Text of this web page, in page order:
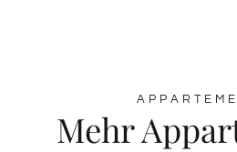
Mehr